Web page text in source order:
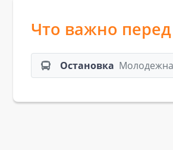
Что важно
Остановка